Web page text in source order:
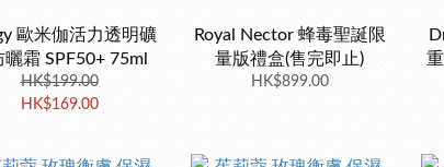
歐米伽活力透明礦
曬霜 SPF50+ 75ml
HK$199.00
HK$169.00
Royal Nector 蜂毒聖誕限
量版禮盒(售完即止)
HK$899.00